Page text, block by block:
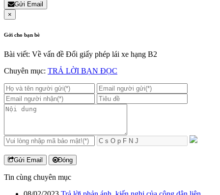
Gửi Email
×
Gởi cho bạn bè
Bài viết: Về vấn đề Đổi giấy phép lái xe hạng B2
Chuyên mục: TRẢ LỜI BẠN ĐỌC
Gửi Email Đóng
Tin cùng chuyên mục